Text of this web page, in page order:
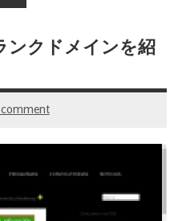
ンクドメインを紹
comment